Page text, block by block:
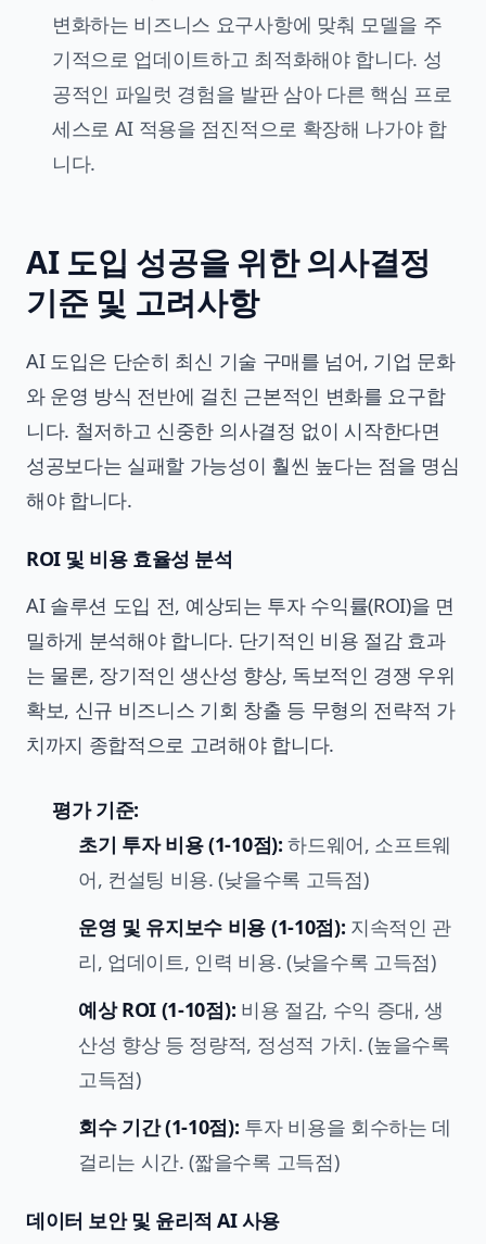
변화하는 비즈니스 요구사항에 맞춰 모델을 주
기적으로 업데이트하고 최적화해야 합니다. 성
공적인 파일럿 경험을 발판 삼아 다른 핵심 프로
세스로 AI 적용을 점진적으로 확장해 나가야 합
니다.
AI 도입 성공을 위한 의사결정
기준 및 고려사항
AI 도입은 단순히 최신 기술 구매를 넘어, 기업 문화
와 운영 방식 전반에 걸친 근본적인 변화를 요구합
니다. 철저하고 신중한 의사결정 없이 시작한다면
성공보다는 실패할 가능성이 훨씬 높다는 점을 명심
해야 합니다.
ROI 및 비용 효율성 분석
AI 솔루션 도입 전, 예상되는 투자 수익률(ROI)을 면
밀하게 분석해야 합니다. 단기적인 비용 절감 효과
는 물론, 장기적인 생산성 향상, 독보적인 경쟁 우위
확보, 신규 비즈니스 기회 창출 등 무형의 전략적 가
치까지 종합적으로 고려해야 합니다.
평가 기준:
초기 투자 비용 (1-10점): 하드웨어, 소프트웨
어, 컨설팅 비용. (낮을수록 고득점)
운영 및 유지보수 비용 (1-10점): 지속적인 관
리, 업데이트, 인력 비용. (낮을수록 고득점)
예상 ROI (1-10점): 비용 절감, 수익 증대, 생
산성 향상 등 정량적, 정성적 가치. (높을수록
고득점)
회수 기간 (1-10점): 투자 비용을 회수하는 데
걸리는 시간. (짧을수록 고득점)
데이터 보안 및 윤리적 AI 사용